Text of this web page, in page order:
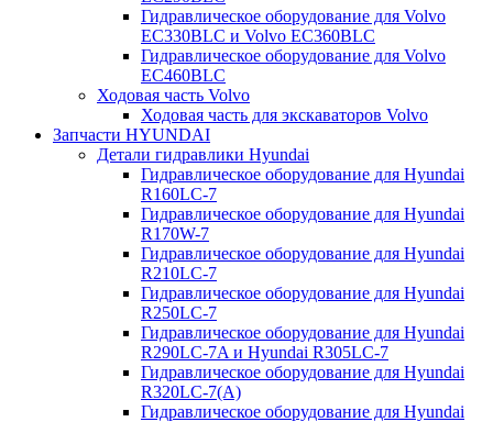
Гидравлическое оборудование для Volvo
EC330BLC и Volvo EC360BLC
Гидравлическое оборудование для Volvo
EC460BLC
Ходовая часть Volvo
Ходовая часть для экскаваторов Volvo
Запчасти HYUNDAI
Детали гидравлики Hyundai
Гидравлическое оборудование для Hyundai
R160LC-7
Гидравлическое оборудование для Hyundai
R170W-7
Гидравлическое оборудование для Hyundai
R210LC-7
Гидравлическое оборудование для Hyundai
R250LC-7
Гидравлическое оборудование для Hyundai
R290LC-7A и Hyundai R305LC-7
Гидравлическое оборудование для Hyundai
R320LC-7(A)
Гидравлическое оборудование для Hyundai